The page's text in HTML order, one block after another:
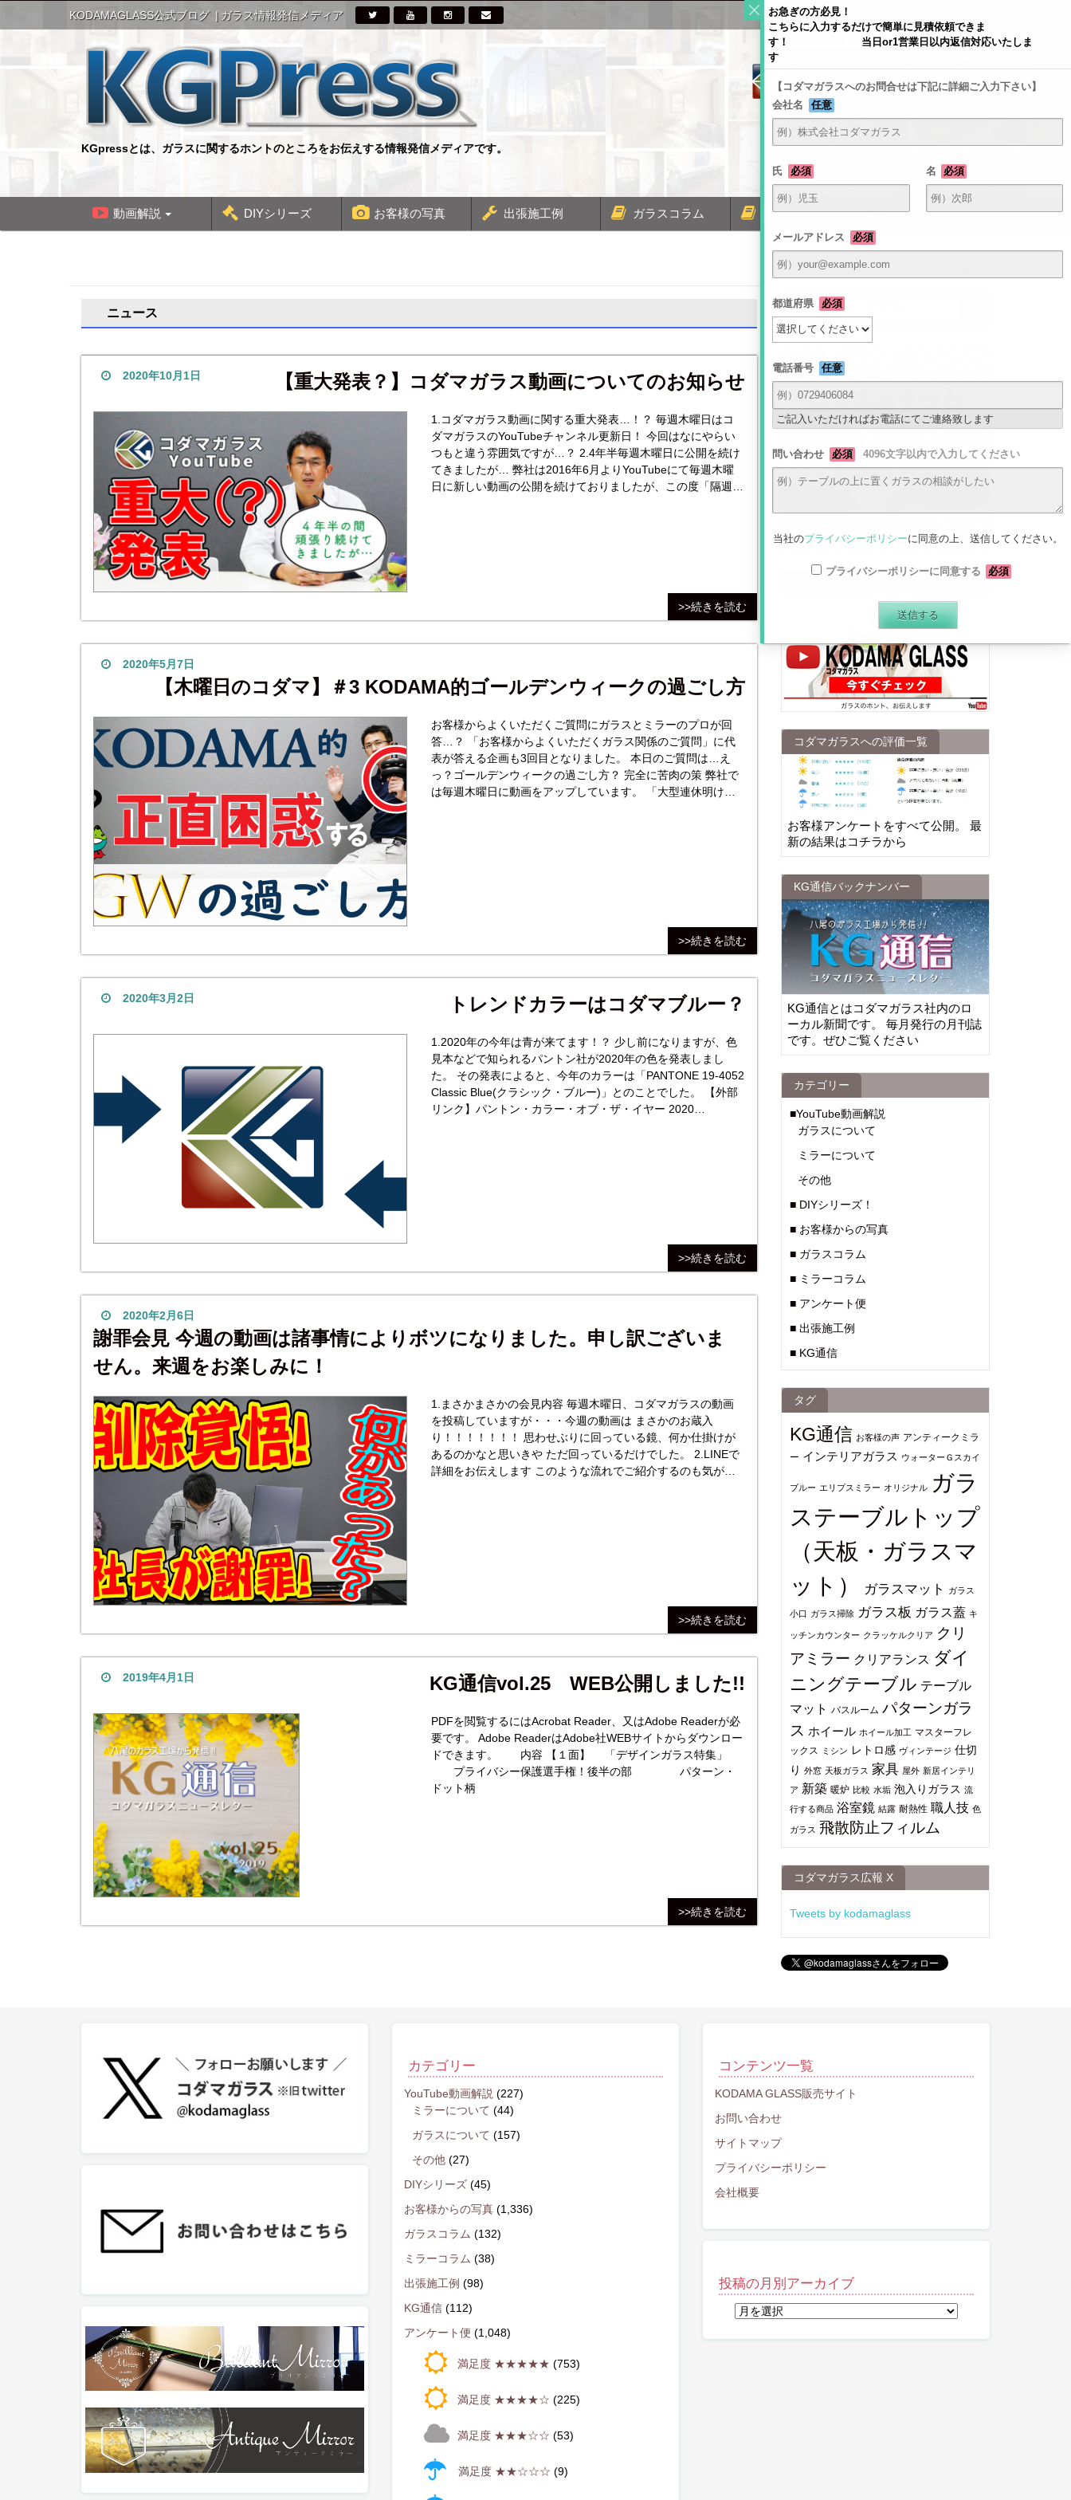
KODAMAGLASS公式ブログ ガラス情報発信メディア
〒581-0054 大阪府八尾市南亀井町4-1-2
KGpressとは、ガラスに関するホントのところをお伝えする情報発信メディアです。
動画解説 DIYシリーズ お客様の写真 出張施工例 ガラスコラム ミラーコラム お問い合わせ
ニュース
2020年10月1日 【重大発表？】コダマガラス動画についてのお知らせ
1.コダマガラス動画に関する重大発表…！？ 毎週木曜日はコ
ダマガラスのYouTubeチャンネル更新日！ 今回はなにやらい
つもと違う雰囲気ですが…？ 2.4年半毎週木曜日に公開を続け
てきましたが… 弊社は2016年6月よりYouTubeにて毎週木曜
日に新しい動画の公開を続けておりましたが、この度「隔週木
>>続きを読む
2020年5月7日
【木曜日のコダマ】＃3 KODAMA的ゴールデンウィークの過ごし方
お客様からよくいただくご質問にガラスとミラーのプロが回
答…？ 「お客様からよくいただくガラス関係のご質問」に代
表が答える企画も3回目となりました。 本日のご質問は…え
っ？ゴールデンウィークの過ごし方？ 完全に苦肉の策 弊社で
は毎週木曜日に動画をアップしています。 「大型連休明けの
>>続きを読む
2020年3月2日 トレンドカラーはコダマブルー？
1.2020年の今年は青が来てます！？ 少し前になりますが、色
見本などで知られるパントン社が2020年の色を発表しまし
た。 その発表によると、今年のカラーは「PANTONE 19-4052
Classic Blue(クラシック・ブルー)」とのことでした。 【外部
リンク】パントン・カラー・オブ・ザ・イヤー 2020
>>続きを読む
2020年2月6日
謝罪会見 今週の動画は諸事情によりボツになりました。申し訳ございま
せん。来週をお楽しみに！
1.まさかまさかの会見内容 毎週木曜日、コダマガラスの動画
を投稿していますが・・・今週の動画は まさかのお蔵入
り！！！！！！！ 思わせぶりに回っている鏡、何か仕掛けが
あるのかなと思いきや ただ回っているだけでした。 2.LINEで
詳細をお伝えします このような流れでご紹介するのも気が引
>>続きを読む
2019年4月1日 KG通信vol.25 WEB公開しました!!
PDFを閲覧するにはAcrobat Reader、又はAdobe Readerが必
要です。 Adobe ReaderはAdobe社WEBサイトからダウンロー
ドできます。 内容 【１面】 「デザインガラス特集」
プライバシー保護選手権！後半の部 パターン・
ドット柄
>>続きを読む
コダマガラスへの評価一覧
お客様アンケートをすべて公開。 最
新の結果はコチラから
KG通信バックナンバー
KG通信とはコダマガラス社内のロ
ーカル新聞です。 毎月発行の月刊誌
です。ぜひご覧ください
カテゴリー
■YouTube動画解説
ガラスについて
ミラーについて
その他
■ DIYシリーズ！
■ お客様からの写真
■ ガラスコラム
■ ミラーコラム
■ アンケート便
■ 出張施工例
■ KG通信
タグ
KG通信 お客様の声 アンティークミラ
ー インテリアガラス ウォーターＧスカイ
ブルー エリプスミラー オリジナル
ガラ
ステーブルトップ
（天板・ガラスマ
ット）
ガラスマット ガラス
小口 ガラス掃除 ガラス板 ガラス蓋 キ
ッチンカウンター クラッケルクリア クリ
アミラー クリアランス ダイ
ニングテーブル テーブル
マット バスルーム パターンガラ
ス ホイール ホイール加工 マスターフレ
ックス
ミシン レトロ感 ヴィンテージ 仕切
り 外窓 天板ガラス 家具 屋外 新居インテリ
ア 新築 暖炉 比較 水垢 泡入りガラス 流
行する商品 浴室鏡 結露 耐熱性 職人技 色
ガラス 飛散防止フィルム
コダマガラス広報 X
Tweets by kodamaglass
カテゴリー
YouTube動画解説 (227)
ミラーについて (44)
ガラスについて (157)
その他 (27)
DIYシリーズ (45)
お客様からの写真 (1,336)
ガラスコラム (132)
ミラーコラム (38)
出張施工例 (98)
KG通信 (112)
アンケート便 (1,048)
満足度 ★★★★★ (753)
満足度 ★★★★☆ (225)
満足度 ★★★☆☆ (53)
満足度 ★★☆☆☆ (9)
コンテンツ一覧
KODAMA GLASS販売サイト
お問い合わせ
サイトマップ
プライバシーポリシー
会社概要
投稿の月別アーカイブ
お急ぎの方必見！
こちらに入力するだけで簡単に見積依頼できま
す！ 当日or1営業日以内返信対応いたしま
す
【コダマガラスへのお問合せは下記に詳細ご入力下さい】
会社名
任意
氏 必須 名 必須
メールアドレス 必須
都道府県 必須
電話番号 任意
ご記入いただければお電話にてご連絡致します
問い合わせ 必須 4096文字以内で入力してください
当社のプライバシーポリシーに同意の上、送信してください。
プライバシーポリシーに同意する 必須